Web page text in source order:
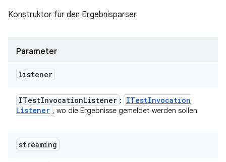
Konstruktor für den Ergebnisparser
Parameter
listener
ITestInvocationListener : ITestInvocation
Listener , wo die Ergebnisse gemeldet werden sollen
streaming